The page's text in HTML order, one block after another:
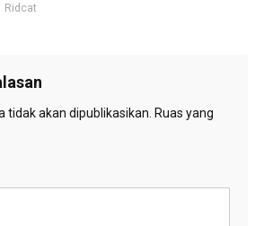
Ridcat
tidak akan dipublikasikan. Ruas yang